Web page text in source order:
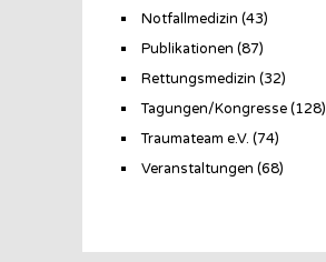
Notfallmedizin (43)
Publikationen (87)
Rettungsmedizin (32)
Tagungen/Kongresse(128)
Traumateam e.V. (74)
Veranstaltungen (68)